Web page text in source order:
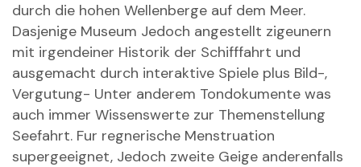
durch die hohen Wellenberge auf dem Meer.
Dasjenige Museum Jedoch angestellt zigeunern
mit irgendeiner Historik der Schifffahrt und
ausgemacht durch interaktive Spiele plus Bild-,
Vergutung- Unter anderem Tondokumente was
auch immer Wissenswerte zur Themenstellung
Seefahrt. Fur regnerische Menstruation
supergeeignet, Jedoch zweite Geige anderenfalls